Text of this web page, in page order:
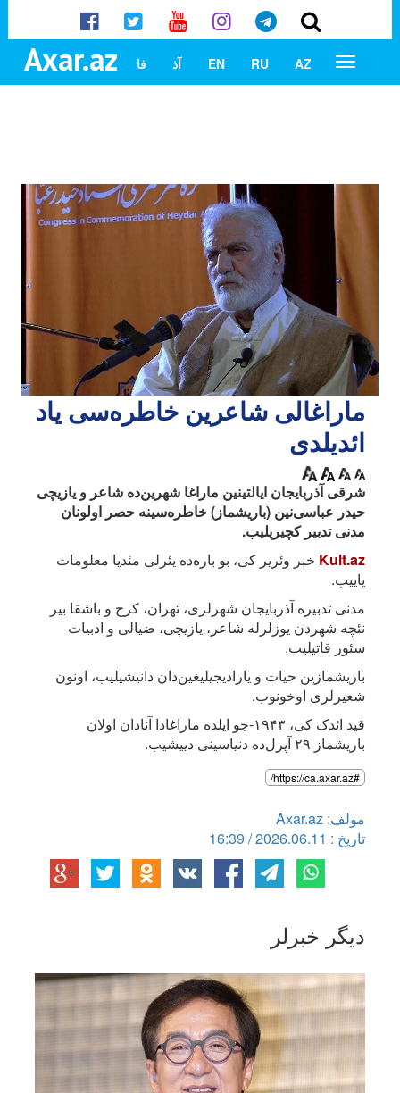
Axar.az AZ
RU
EN آذ فا
ماراغالی شاعرین خاطره‌سی یاد
ائدیلدی
شرقی آذربایجان ایالتینین ماراغا شهرین‌ده شاعر و یازیچی
حیدر عباسی‌نین (باریشماز) خاطره‌سینه حصر اولونان
مدنی تدبیر کچیریلیب.
Kult.az خبر وئریر کی، بو باره‌ده یئرلی مئدیا معلومات
یاییب.
مدنی تدبیره آذربایجان شهرلری، تهران، کرج و باشقا بیر
نئچه شهردن یوزلرله شاعر، یازیچی، ضیالی و ادبیات
سئور قاتیلیب.
باریشمازین حیات و یارادیجیلیغین‌دان دانیشیلیب، اونون
شعیرلری اوخونوب.
قید ائدک کی، ۱۹۴۳-جو ایلده ماراغادا آنادان اولان
باریشماز ۲۹ آپرل‌ده دنیاسینی دییشیب.
#https://ca.axar.az/
مولف: Axar.az
تاریخ : 2026.06.11 / 16:39
دیگر خبرلر